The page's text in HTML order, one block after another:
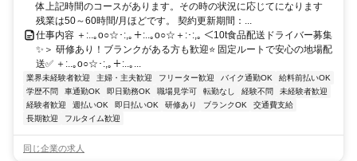
体上記時間のコースがあります。その時の状況に応じてになります
残業は50～60時間/月ほどです。 契約更新期間：...
仕事内容 ＋:..｡o○☆･:,｡＋:..｡o○☆＋:･:,｡ ＜10t食品配送ドライバー募集
✨＞ 研修あり！ブランクがある方も歓迎⭐ 固定ルートで安心の地場配
送✅ ＋:..｡o○☆･:,｡＋:..｡...
業界未経験者歓迎 主婦・主夫歓迎 フリーター歓迎 バイク通勤OK
給料前払いOK
学歴不問
車通勤OK 即日勤務OK 職場見学可 転勤なし 経験不問
未経験者歓迎
経験者歓迎
週払いOK 即日払いOK 研修あり ブランクOK
交通費支給
長期歓迎
フルタイム歓迎
同じ企業の求人